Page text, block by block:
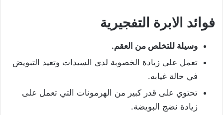
فوائد الابرة التفجيرية
وسيلة للتخلص من العقم.
تعمل على زيادة الخصوبة لدى السيدات وتعيد التبويض
في حالة غيابه.
تحتوي على قدر كبير من الهرمونات التي تعمل على
زيادة نضج البويضة.